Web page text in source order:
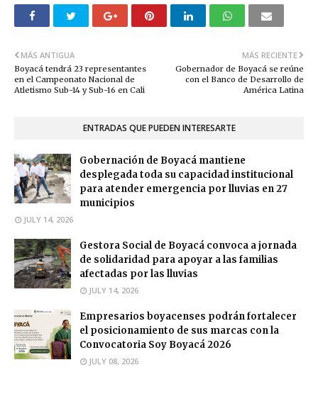
MÁS RECIENTE
Gobernador de Boyacá se reúne
con el Banco de Desarrollo de
América Latina
MÁS ANTIGUA
Boyacá tendrá 23 representantes
en el Campeonato Nacional de
Atletismo Sub-14 y Sub-16 en Cali
ENTRADAS QUE PUEDEN INTERESARTE
Gobernación de Boyacá mantiene
desplegada toda su capacidad institucional
para atender emergencia por lluvias en 27
municipios
JULY 14, 2026
Gestora Social de Boyacá convoca a jornada
de solidaridad para apoyar a las familias
afectadas por las lluvias
JULY 14, 2026
Empresarios boyacenses podrán fortalecer
el posicionamiento de sus marcas con la
Convocatoria Soy Boyacá 2026
JULY 08, 2026